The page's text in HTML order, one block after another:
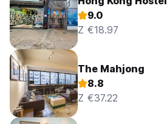
9.0
Z €18.97
The Mahjong
8.8
Z €37.22